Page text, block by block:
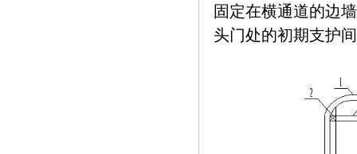
固定在横通道的边
头门处的初期支护